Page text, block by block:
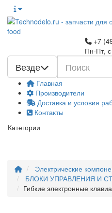
+7
Пн-Пт,
Везде
Главная
Производители
Доставка и условия
Контакты
Категории
Электрические
БЛОКИ УПРАВЛЕНИЯ И
Гибкие электронные